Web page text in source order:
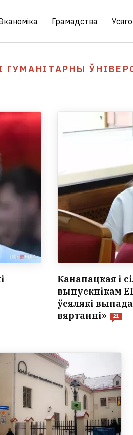
Грамадства
ГУМАНІТАРНЫ
Канапацкая і
выпускнікам
ўсялякі
вяртанні»
21